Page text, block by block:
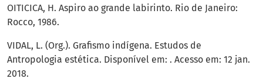
OITICICA, H. Aspiro ao grande labirinto. Rio de Janeiro:
Rocco, 1986.
VIDAL, L. (Org.). Grafismo indígena. Estudos de
Antropologia estética. Disponível em: . Acesso em: 12 jan.
2018.